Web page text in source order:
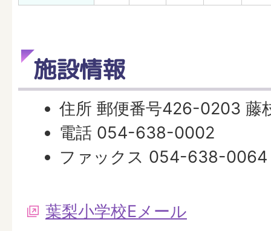
施設情報
住所 郵便番号426-0203 藤
電話 054-638-0002
ファックス 054-638-0064
葉梨小学校Eメール